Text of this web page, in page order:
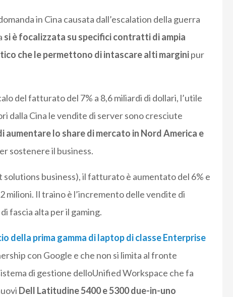
in Cina causata dall’escalation della guerra
si è focalizzata su specifici contratti di ampia
che le permettono di intascare alti marginipur
del fatturato del 7% a 8,6 miliardi di dollari, l’utile
dalla Cina le vendite di server sono cresciute
aumentare lo share di mercato in Nord America e
sostenere il business.
business), il fatturato è aumentato del 6% e
milioni. Il traino è l’incremento delle vendite di
fascia alta per il gaming.
della prima gamma di laptop di classe Enterprise
con Google e che non si limita al fronte
di gestione delloUnified Workspace che fa
Dell Latitudine 5400 e 5300 due-in-uno